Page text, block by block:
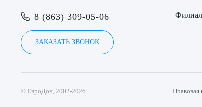
8 (863) 309-05-06
ЗАКАЗАТЬ ЗВОНОК
© ЕвроДон, 2002-2026 Правовая